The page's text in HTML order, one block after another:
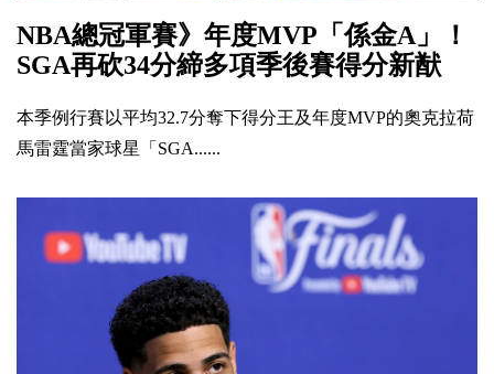
NBA總冠軍賽》年度MVP「係金A」！
SGA再砍34分締多項季後賽得分新猷
本季例行賽以平均32.7分奪下得分王及年度MVP的奧克拉荷
馬雷霆當家球星「SGA......